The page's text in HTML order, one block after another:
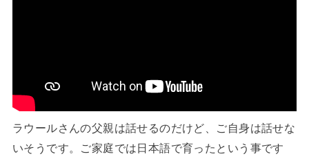
ラウールさんの父親は話せるのだけど、ご自身は話せな
いそうです。ご家庭では日本語で育ったという事です